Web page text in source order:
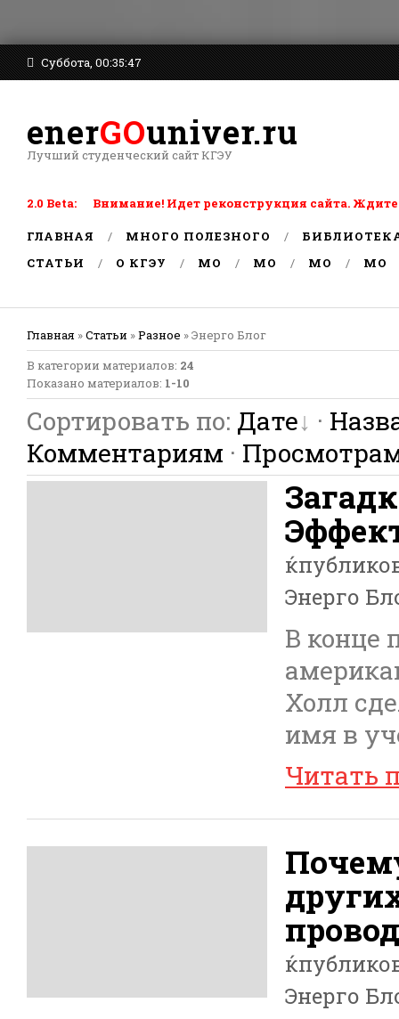
Суббота, 00:35:47
enerGOuniver.ru
Лучший студенческий сайт КГЭУ
2.0 Beta: Внимание! Идет реконструкция сайта. Ждите
ГЛАВНАЯ МНОГО ПОЛЕЗНОГО
СТАТЬИ
О КГЭУ MO MO MO MO
Главная »Статьи »Разное » Энерго Блог
В категории материалов: 24
Показано материалов: 1-10
Сортировать по: Дате ·
Комментариям ·
Энерго
В конце
Холл
имя в
Читать
Энерго